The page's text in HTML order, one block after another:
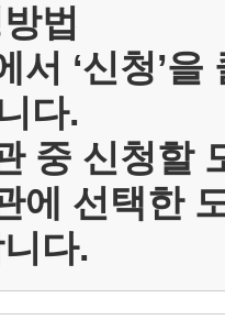
법
서 ‘신청’
다.
중 신청할
에 선택한
다.